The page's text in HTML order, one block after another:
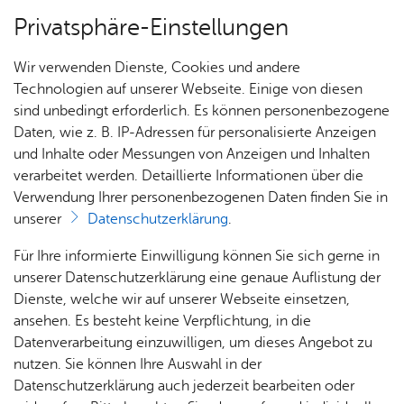
Über­sicht Bür­ger & Stadt
Rat­
haus &
Bür­
ger­
ser­vice
Rat­
häu­ser
Nach­
rich­
ten,
Vi­de­os
& Bil­
der
Me­di­
Jobs
Stel­
len­an­
ge­bo­te
Aus­bil­
dung &
Stu­di­
Bauen
& Um­
welt
Geo­
da­ten
Ge­
sund­
heit &
kum
Ämter A–Z
Frau K. Bit­ter
Be­treu­te Dienst­leis­tun­gen u. a.
Vor­kaufs­recht der Ge­mein­de - Ne­ga­tiv­zeug­nis
be­an­tra­gen
Privatsphäre-Einstellungen
Wir verwenden Dienste, Cookies und andere
Technologien auf unserer Webseite. Einige von diesen
sind unbedingt erforderlich. Es können personenbezogene
Daten, wie z. B. IP-Adressen für personalisierte Anzeigen
und Inhalte oder Messungen von Anzeigen und Inhalten
verarbeitet werden. Detaillierte Informationen über die
Verwendung Ihrer personenbezogenen Daten finden Sie in
unserer
Datenschutzerklärung.
Für Ihre informierte Einwilligung können Sie sich gerne in
unserer Datenschutzerklärung eine genaue Auflistung der
Dienste, welche wir auf unserer Webseite einsetzen,
ansehen. Es besteht keine Verpflichtung, in die
Datenverarbeitung einzuwilligen, um dieses Angebot zu
nutzen. Sie können Ihre Auswahl in der
Datenschutzerklärung auch jederzeit bearbeiten oder